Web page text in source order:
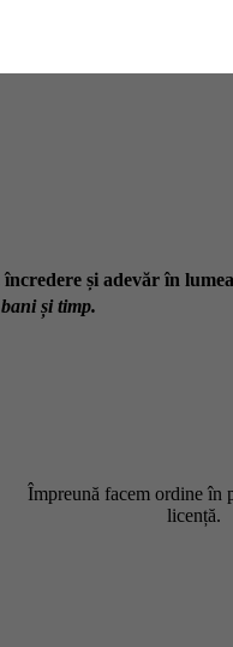
și adevăr în
și timp.
Împreună facem ordine în
licență.